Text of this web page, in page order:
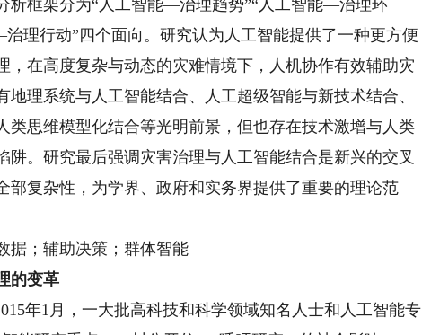
析框架分为“人工智能—治理趋势”“人工智能—治理环
理行动”四个面向。研究认为人工智能提供了一种更方便
，在高度复杂与动态的灾难情境下，人机协作有效辅助灾
理系统与人工智能结合、人工超级智能与新技术结合、
类思维模型化结合等光明前景，但也存在技术激增与人类
。研究最后强调灾害治理与人工智能结合是新兴的交叉
部复杂性，为学界、政府和实务界提供了重要的理论范
据；辅助决策；群体智能
的变革
年1月，一大批高科技和科学领域知名人士和人工智能专